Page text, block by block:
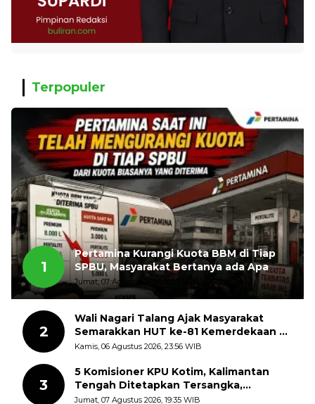
Terpopuler
1
Pertamina Kurangi Kuota BBM di Tiap
SPBU, Masyarakat Bertanya ada Apa
Jumat, 07 Agustus 2026, 11:03 WIB
2
Wali Nagari Talang Ajak Masyarakat
Semarakkan HUT ke-81 Kemerdekaan RI
dengan Mengibarkan Bendera Merah
Kamis, 06 Agustus 2026, 23:56 WIB
3
5 Komisioner KPU Kotim, Kalimantan
Tengah Ditetapkan Tersangka,
Kerugian Negara ditaksir 10 Milyard
Jumat, 07 Agustus 2026, 19:35 WIB